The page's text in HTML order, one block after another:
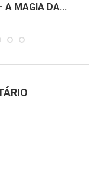
A MAGIA DA...